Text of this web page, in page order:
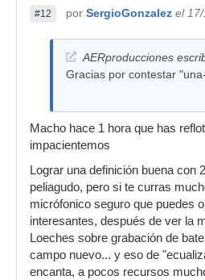
#12 por SergioGonzalez el
AERproducciones
Gracias por contestar
Macho hace 1 hora que has
impacientemos
Lograr una definición buena con
peliagudo, pero si te curras
micrófonico seguro que puedes
interesantes, después de ver la
Loeches sobre grabación de
campo nuevo... y eso de
encanta, a pocos recursos